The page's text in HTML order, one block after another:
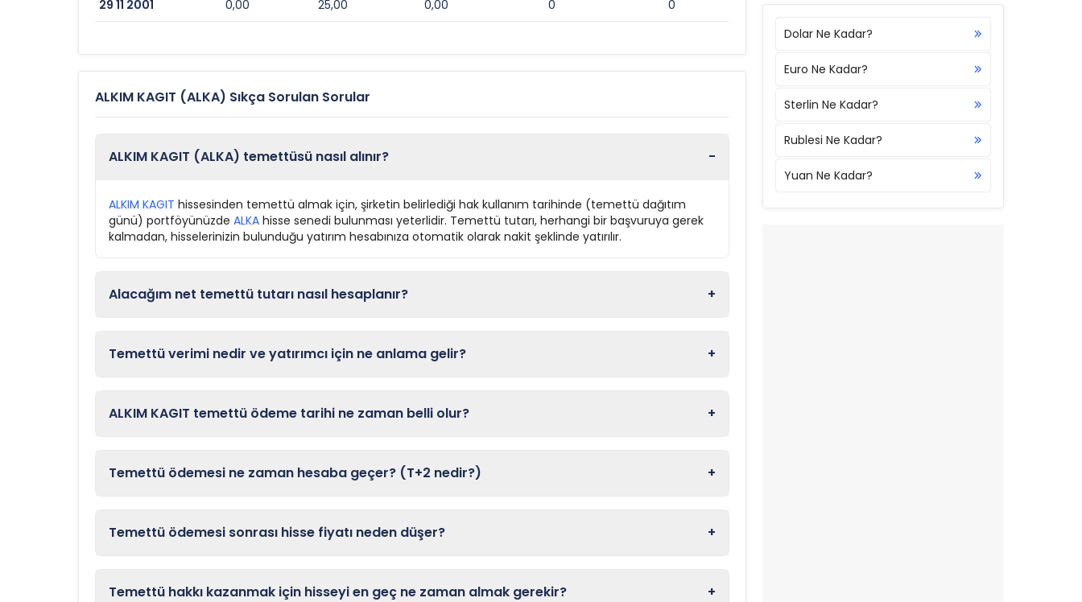
29 11 2001 0,00 25,00 0,00 0 0
ALKIM KAGIT (ALKA) Sıkça Sorulan Sorular
ALKIM KAGIT (ALKA) temettüsü nasıl alınır? -
ALKIM KAGIT hissesinden temettü almak için, şirketin belirlediği hak kullanım tarihinde (temettü dağıtım
günü) portföyünüzde ALKA hisse senedi bulunması yeterlidir. Temettü tutarı, herhangi bir başvuruya gerek
kalmadan, hisselerinizin bulunduğu yatırım hesabınıza otomatik olarak nakit şeklinde yatırılır.
Alacağım net temettü tutarı nasıl hesaplanır? +
Temettü verimi nedir ve yatırımcı için ne anlama gelir? +
ALKIM KAGIT temettü ödeme tarihi ne zaman belli olur? +
Temettü ödemesi ne zaman hesaba geçer? (T+2 nedir?) +
Temettü ödemesi sonrası hisse fiyatı neden düşer? +
Temettü hakkı kazanmak için hisseyi en geç ne zaman almak gerekir? +
Dolar Ne Kadar?
Euro Ne Kadar?
Sterlin Ne Kadar?
Rublesi Ne Kadar?
Yuan Ne Kadar?